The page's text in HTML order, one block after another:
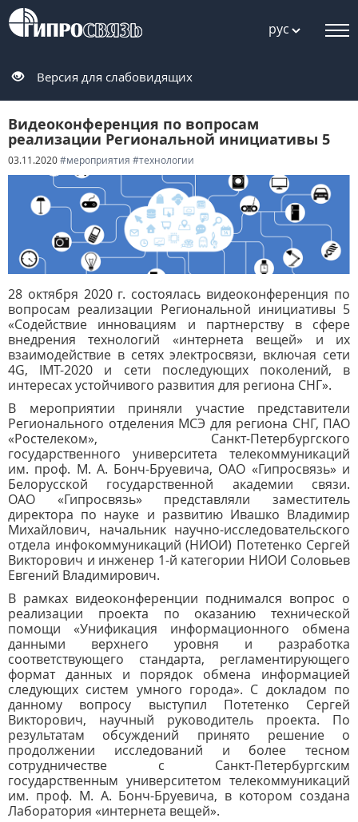
рус
Версия для слабовидящих
Видеоконференция по вопросам
реализации Региональной инициативы 5
03.11.2020#мероприятия #технологии
28 октября 2020 г. состоялась видеоконференция по
вопросам реализации Региональной инициативы 5
«Содействие инновациям и партнерству в сфере
внедрения технологий «интернета вещей» и их
взаимодействие в сетях электросвязи, включая сети
4G, IMT-2020 и сети последующих поколений, в
интересах устойчивого развития для региона СНГ».
В мероприятии приняли участие представители
Регионального отделения МСЭ для региона СНГ, ПАО
«Ростелеком», Санкт-Петербургского
государственного университета телекоммуникаций
им. проф. М. А. Бонч-Бруевича, ОАО «Гипросвязь» и
Белорусской государственной академии связи.
ОАО «Гипросвязь» представляли заместитель
директора по науке и развитию Ивашко Владимир
Михайлович, начальник научно-исследовательского
отдела инфокоммуникаций (НИОИ) Потетенко Сергей
Викторович и инженер 1-й категории НИОИ Соловьев
Евгений Владимирович.
В рамках видеоконференции поднимался вопрос о
реализации проекта по оказанию технической
помощи «Унификация информационного обмена
данными верхнего уровня и разработка
соответствующего стандарта, регламентирующего
формат данных и порядок обмена информацией
следующих систем умного города». С докладом по
данному вопросу выступил Потетенко Сергей
Викторович, научный руководитель проекта. По
результатам обсуждений принято решение о
продолжении исследований и более тесном
сотрудничестве с Санкт-Петербургским
государственным университетом телекоммуникаций
им. проф. М. А. Бонч-Бруевича, в котором создана
Лаборатория «интернета вещей».